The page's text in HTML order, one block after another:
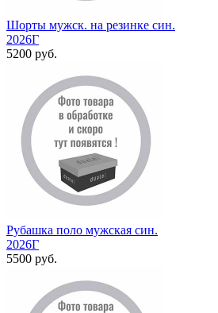
Шорты мужск. на резинке син.
2026Г
5200 руб.
Рубашка поло мужская син.
2026Г
5500 руб.